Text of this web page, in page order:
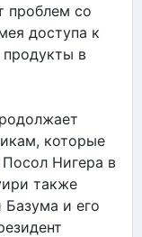
проблем со
доступа к
продукты в
которые
Нигера в
также
и его